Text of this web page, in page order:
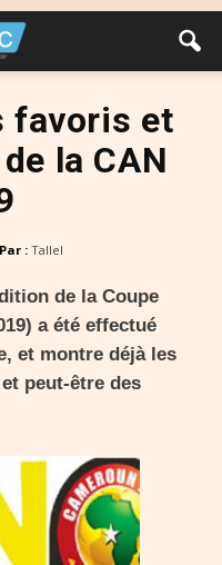
favoris et
la CAN
Par : Tallel
de la Coupe
a été effectué
et montre déjà les
peut-être des